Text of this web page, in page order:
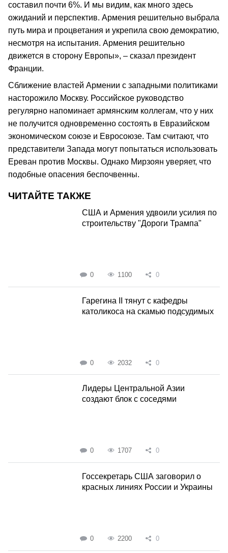
составил почти 6%. И мы видим, как много здесь
ожиданий и перспектив. Армения решительно выбрала
путь мира и процветания и укрепила свою демократию,
несмотря на испытания. Армения решительно
движется в сторону Европы», – сказал президент
Франции.
Сближение властей Армении с западными политиками
насторожило Москву. Российское руководство
регулярно напоминает армянским коллегам, что у них
не получится одновременно состоять в Евразийском
экономическом союзе и Евросоюзе. Там считают, что
представители Запада могут попытаться использовать
Ереван против Москвы. Однако Мирзоян уверяет, что
подобные опасения беспочвенны.
ЧИТАЙТЕ ТАКЖЕ
США и Армения удвоили усилия по
строительству "Дороги Трампа"
0 1100 0
Гарегина II тянут с кафедры
католикоса на скамью подсудимых
0 2032 0
Лидеры Центральной Азии
создают блок с соседями
0 1707 0
Госсекретарь США заговорил о
красных линиях России и Украины
0 2200 0